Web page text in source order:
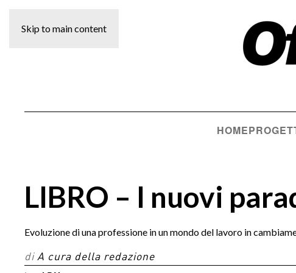
Skip to main content
HOME
LIBRO – I nuovi
Evoluzione di una professione in un mondo del lavoro in
di A cura della redazione